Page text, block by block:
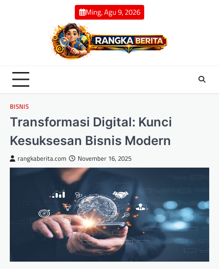
Ming, Agu 9, 2026
BISNIS
Transformasi Digital: Kunci
Kesuksesan Bisnis Modern
rangkaberita.com November 16, 2025